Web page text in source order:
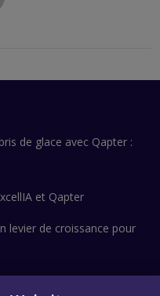
de glace avec Qapter :
et Qapter
levier de croissance pour